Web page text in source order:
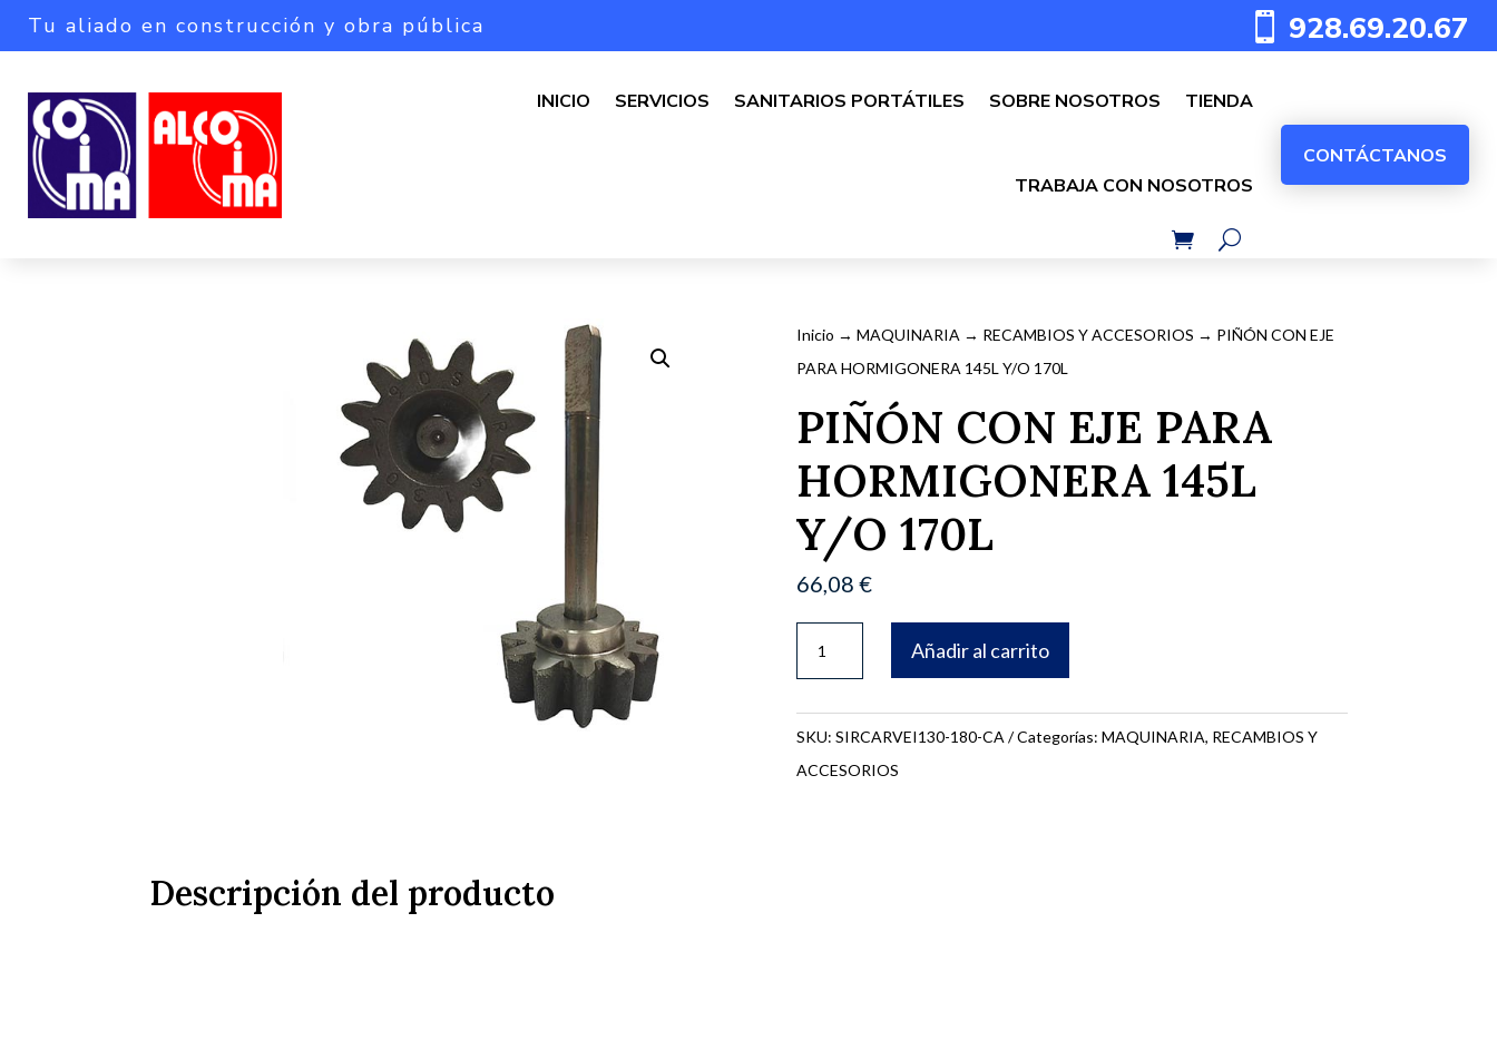
Tu aliado en construcción y obra pública  928.69.20.67
INICIO SERVICIOS SANITARIOS PORTÁTILES SOBRE NOSOTROS TIENDA
TRABAJA CON NOSOTROS
CONTÁCTANOS
Inicio → MAQUINARIA → RECAMBIOS Y ACCESORIOS → PIÑÓN CON EJE
PARA HORMIGONERA 145L Y/O 170L
PIÑÓN CON EJE PARA
HORMIGONERA 145L
Y/O 170L
66,08 €
PARA
HORMIGONERA
Añadir al carrito
SKU: SIRCARVEI130-180-CA Categorías: MAQUINARIA, RECAMBIOS Y
ACCESORIOS
Descripción del producto